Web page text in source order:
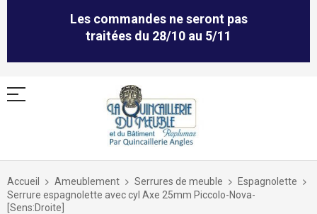
Les commandes ne seront pas
traitées du 28/10 au 5/11
Allez
contenu
Accueil Ameublement Serrures de meuble
Espagnolette
Serrure espagnolette avec cyl Axe 25mm Piccolo-Nova-
[Sens:Droite]